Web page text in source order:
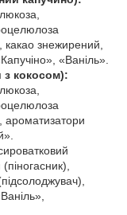
какао знежирений,
«Ваніль».
з кокосом):
ароматизатори